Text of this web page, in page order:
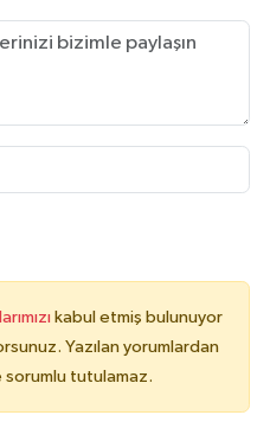
kabul etmiş bulunuyor
Yazılan yorumlardan
sorumlu tutulamaz.